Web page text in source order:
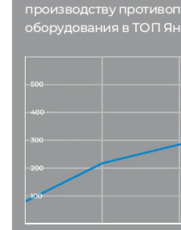
производству
оборудования в ТОП